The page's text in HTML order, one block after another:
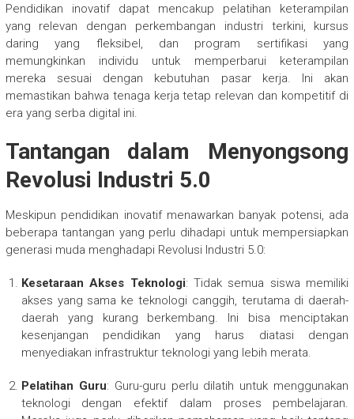
Pendidikan inovatif dapat mencakup pelatihan keterampilan
yang relevan dengan perkembangan industri terkini, kursus
daring yang fleksibel, dan program sertifikasi yang
memungkinkan individu untuk memperbarui keterampilan
mereka sesuai dengan kebutuhan pasar kerja. Ini akan
memastikan bahwa tenaga kerja tetap relevan dan kompetitif di
era yang serba digital ini.
Tantangan dalam Menyongsong
Revolusi Industri 5.0
Meskipun pendidikan inovatif menawarkan banyak potensi, ada
beberapa tantangan yang perlu dihadapi untuk mempersiapkan
generasi muda menghadapi Revolusi Industri 5.0:
Kesetaraan Akses Teknologi: Tidak semua siswa memiliki
akses yang sama ke teknologi canggih, terutama di daerah-
daerah yang kurang berkembang. Ini bisa menciptakan
kesenjangan pendidikan yang harus diatasi dengan
menyediakan infrastruktur teknologi yang lebih merata.
Pelatihan Guru: Guru-guru perlu dilatih untuk menggunakan
teknologi dengan efektif dalam proses pembelajaran.